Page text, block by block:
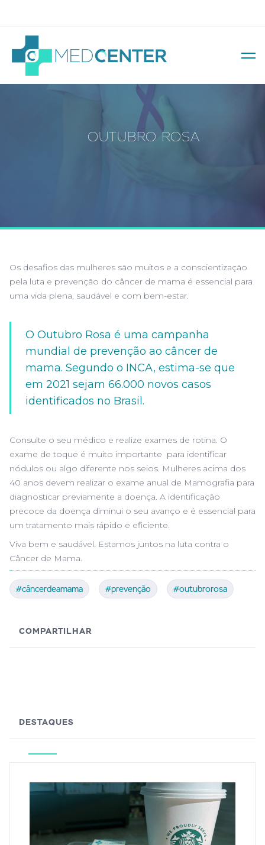
OUTUBRO ROSA
Os desafios das mulheres são muitos e a conscientização
pela luta e prevenção do câncer de mama é essencial para
uma vida plena, saudável e com bem-estar.
O Outubro Rosa é uma campanha
mundial de prevenção ao câncer de
mama. Segundo o INCA, estima-se que
em 2021 sejam 66.000 novos casos
identificados no Brasil.
Consulte o seu médico e realize exames de rotina. O
exame de toque é muito importante para identificar
nódulos ou algo diferente nos seios. Mulheres acima dos
40 anos devem realizar o exame anual de Mamografia para
diagnosticar previamente a doença. A identificação
precoce da doença diminui o seu avanço e é essencial para
um tratamento mais rápido e eficiente.
Viva bem e saudável. Estamos juntos na luta contra o
Câncer de Mama.
#câncerdeamama #prevenção #outubrorosa
COMPARTILHAR
DESTAQUES